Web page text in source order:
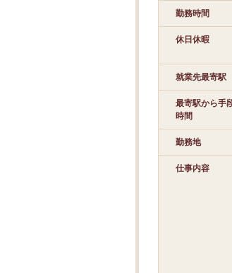
勤務時間
休日休暇
就業先最寄駅
最寄駅から手
時間
勤務地
仕事内容